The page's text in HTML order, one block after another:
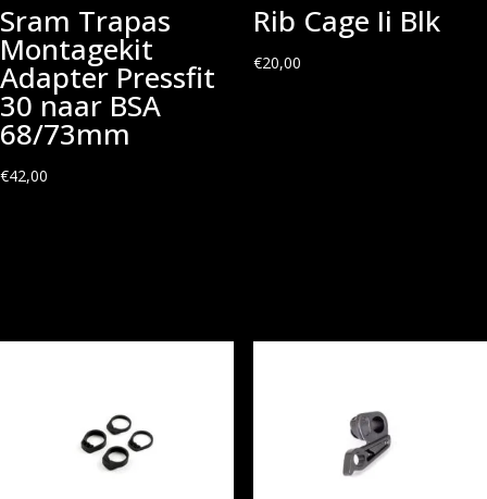
Sram Trapas
Montagekit
Adapter Pressfit
30 naar BSA
68/73mm
€42,00
Rib Cage Ii Blk
€20,00